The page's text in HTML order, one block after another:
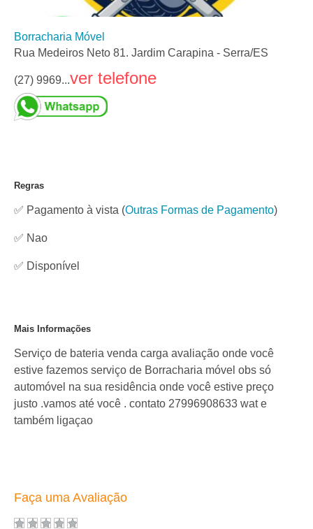
Borracharia Móvel
Rua Medeiros Neto 81. Jardim Carapina - Serra/ES
(27) 9969...ver telefone
Regras
✅ Pagamento à vista (Outras Formas de Pagamento)
✅ Nao
✅ Disponível
Mais Informações
Serviço de bateria venda carga avaliação onde você
estive fazemos serviço de Borracharia móvel obs só
automóvel na sua residência onde você estive preço
justo .vamos até você . contato 27996908633 wat e
também ligaçao
Faça uma Avaliação